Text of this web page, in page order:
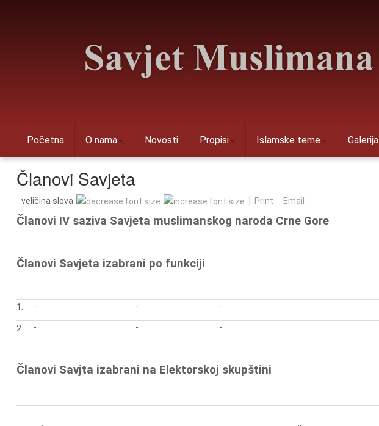
Početna O nama Novosti Propisi Islamske teme Galerija
Članovi Savjeta
veličina slova Print Email
Članovi IV saziva Savjeta muslimanskog naroda Crne Gore
Članovi Savjeta izabrani po funkciji
1. - - -
2. - - -
Članovi Savjta izabrani na Elektorskoj skupštini